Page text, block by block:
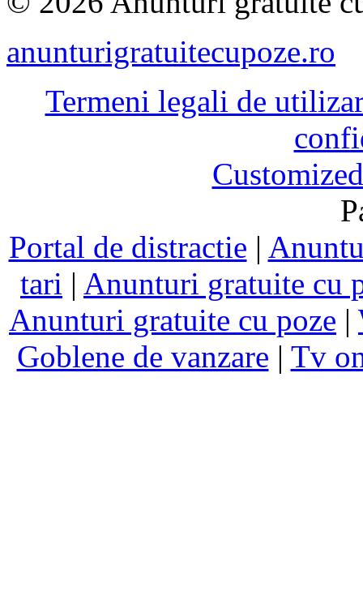
anunturigratuitecupoze.ro
Termeni legali de
Portal de distractie |
tari | Anunturi gratuite cu
Anunturi gratuite cu poze |
Goblene de vanzare | Tv